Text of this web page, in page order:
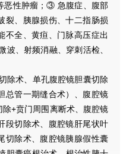
恶性肿瘤；③ 急腹症、腹部
裂、胰腺损伤、十二指肠损
全、黄疸、门脉高压症出
、射频消融、穿刺活检、
术、单孔腹腔镜胆囊切除
总管一期缝合术）、腹腔镜
+贲门周围离断术、腹腔镜
段切除术、腹腔镜肝尾状叶
切除术、腹腔镜胰腺假性囊